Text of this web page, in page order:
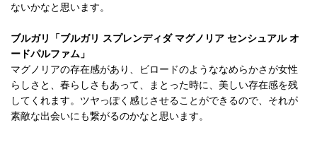
ないかなと思います。
ブルガリ「ブルガリ スプレンディダ マグノリア センシュアル オ
ードパルファム」
マグノリアの存在感があり、ビロードのようななめらかさが女性
らしさと、春らしさもあって、まとった時に、美しい存在感を残
してくれます。ツヤっぽく感じさせることができるので、それが
素敵な出会いにも繋がるのかなと思います。